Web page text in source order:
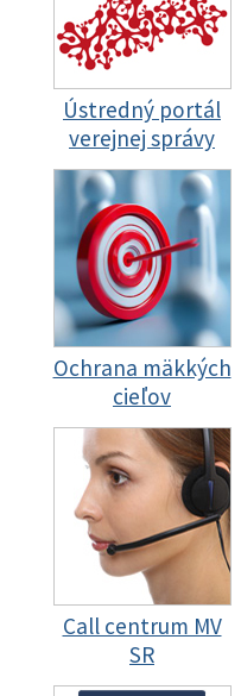
Ústredný portál
verejnej správy
Ochrana mäkkých
cieľov
Call centrum MV
SR